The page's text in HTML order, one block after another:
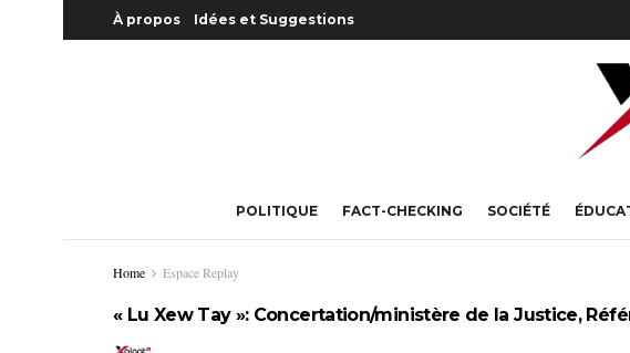
À propos Idées et Suggestions
POLITIQUE FACT-CHECKING SOCIÉTÉ
Home Espace Replay
« Lu Xew Tay »: Concertation/ministère de la Justice,